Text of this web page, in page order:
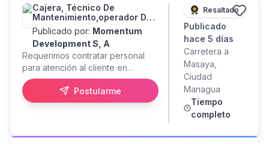
experiencia al cliente y/o
asegurar una ejecución
impecable en cocina durante
todo el servicio * Tomar órdenes
con precisión y asegurar
secuencia y tiempos correctos;
en cocina, preparar y despachar
platos con ritmo y consistencia *
Coordinar con cocina, bar y piso
profundidad: ingredientes,
Cajera, Técnico De
Mantenimiento,operador De
Monitoreo, Operador De
Máquinas, Steward, Gerente
De Seguridad,
Dealer,cocinero A
Publicado por: Momentum
Development S, A
Requerimos contratar personal
para atención al cliente en
general, turnos rotativos.
Postularme
Resaltado
Publicado
hace 5 días
Carretera a
Masaya,
Ciudad
Managua
Tiempo
completo